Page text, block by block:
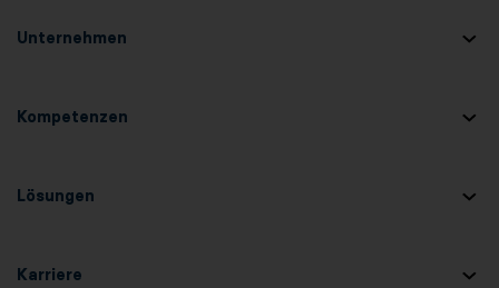
Unternehmen
Kompetenzen
Lösungen
Karriere